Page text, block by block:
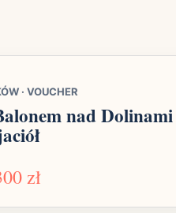
· VOUCHER
nad
zł